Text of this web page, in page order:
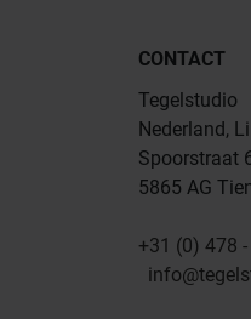
CONTACT
Tegelstudio
Nederland,
Spoorstraat
5865 AG
+31 (0) 478